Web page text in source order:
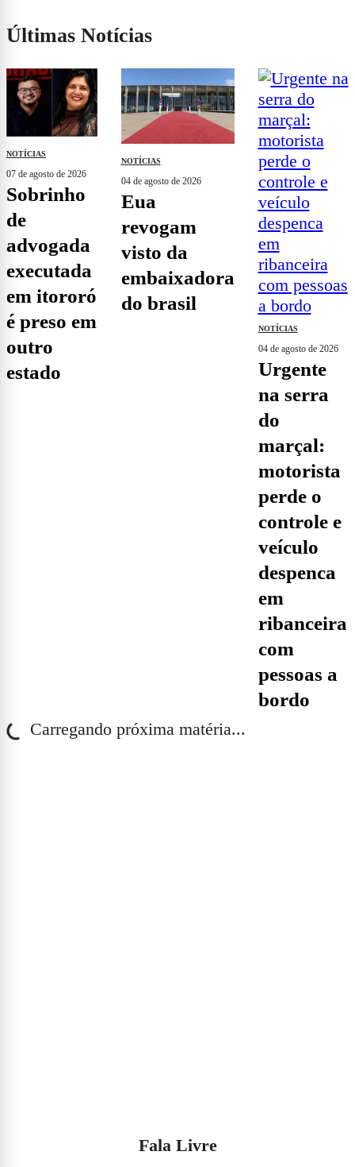
Últimas Notícias
NOTÍCIAS
07 de agosto de 2026
sobrinho
de
advogada
executada
em itororó
é preso em
outro
estado
NOTÍCIAS
04 de agosto de 2026
eua
revogam
visto da
embaixadora
do brasil
NOTÍCIAS
04 de agosto de 2026
urgente
na serra
do
marçal:
motorista
perde o
controle e
veículo
despenca
em
ribanceira
com
pessoas a
bordo
Carregando próxima matéria...
Fala Livre